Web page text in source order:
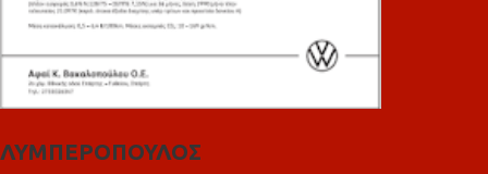
ΛΥΜΠΕΡΟΠΟΥΛΟΣ